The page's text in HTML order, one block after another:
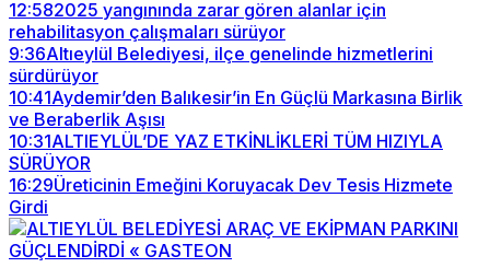
12:582025 yangınında zarar gören alanlar için
rehabilitasyon çalışmaları sürüyor
9:36Altıeylül Belediyesi, ilçe genelinde hizmetlerini
sürdürüyor
10:41Aydemir’den Balıkesir’in En Güçlü Markasına Birlik
ve Beraberlik Aşısı
10:31ALTIEYLÜL’DE YAZ ETKİNLİKLERİ TÜM HIZIYLA
SÜRÜYOR
16:29Üreticinin Emeğini Koruyacak Dev Tesis Hizmete
Girdi